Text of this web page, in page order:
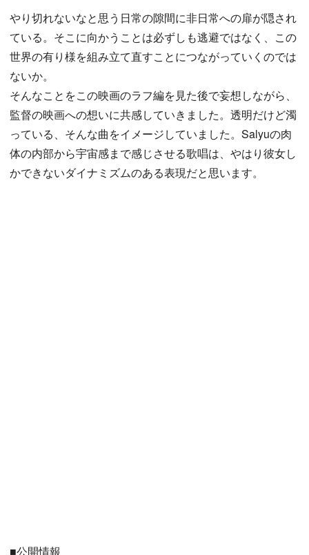
やり切れないなと思う日常の隙間に非日常への扉が隠され
ている。そこに向かうことは必ずしも逃避ではなく、この
世界の有り様を組み立て直すことにつながっていくのでは
ないか。
そんなことをこの映画のラフ編を見た後で妄想しながら、
監督の映画への想いに共感していきました。透明だけど濁
っている、そんな曲をイメージしていました。Salyuの肉
体の内部から宇宙感まで感じさせる歌唱は、やはり彼女し
かできないダイナミズムのある表現だと思います。
■公開情報